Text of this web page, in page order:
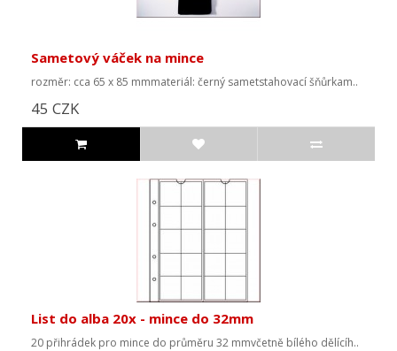
Sametový váček na mince
rozměr: cca 65 x 85 mmmateriál: černý sametstahovací šňůrkam..
45 CZK
List do alba 20x - mince do 32mm
20 přihrádek pro mince do průměru 32 mmvčetně bílého dělícíh..